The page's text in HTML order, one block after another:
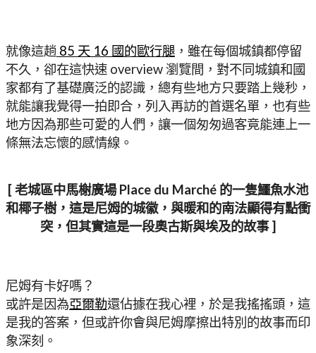
就像這趟 85 天 16 國的歐行腿 ，雖在每個城鎮都停留
不久，卻在這快速 overview 瀏覽間，對不同城鎮和國
家都有了基礎廣泛的認識，總有些地方只要踏上幾秒，
就能讓我覺得一拍即合，列入再訪的首選名單，也有些
地方因為那些可愛的人們，讓一個匆匆過客竟能連上一
條無法忘懷的感情線。
[ 老城區中馬榭廣場 Place du Marché 的一隻鱷魚水池
和椰子樹，這是尼姆的城徽，與暖和的南法顯得有點衝
突，但其實這是一段奧古斯與埃及的故事 ]
尼姆有卡好嗎？
或許是因為亞爾勒還佔據在我心裡，於是我搖搖頭，這
是我的答案，但或許你會與尼姆摩擦出特別的故事而印
象深刻。